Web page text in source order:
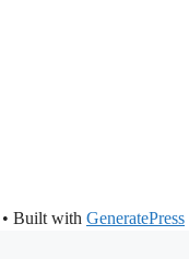
• Built with GeneratePress